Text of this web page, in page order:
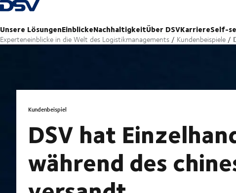
Zurück zur Startseite
Unsere LösungenEinblickeNachhaltigkeitÜber DSVKarriereSelf-
Experteneinblicke in die Welt des Logistikmanagements Kundenbeispiele
Kundenbeispiel
DSV hat
während des